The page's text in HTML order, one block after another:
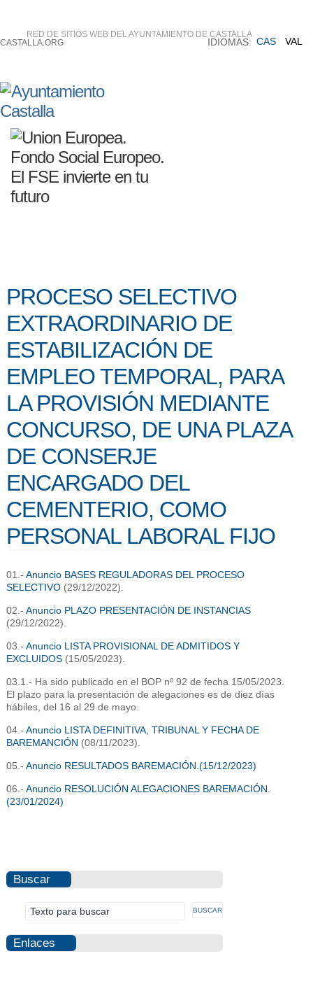
CASTALLA.ORG
RED DE SITIOS WEB DEL AYUNTAMIENTO DE CASTALLA
IDIOMAS: CAS VAL
PROCESO SELECTIVO
EXTRAORDINARIO DE
ESTABILIZACIÓN DE
EMPLEO TEMPORAL, PARA
LA PROVISIÓN MEDIANTE
CONCURSO, DE UNA PLAZA
DE CONSERJE
ENCARGADO DEL
CEMENTERIO, COMO
PERSONAL LABORAL FIJO
01.- Anuncio BASES REGULADORAS DEL PROCESO
SELECTIVO(29/12/2022).
02.- Anuncio PLAZO PRESENTACIÓN DE INSTANCIAS
(29/12/2022).
03.- Anuncio LISTA PROVISIONAL DE ADMITIDOS Y
EXCLUIDOS(15/05/2023).
03.1.- Ha sido publicado en el BOP nº 92 de fecha 15/05/2023.
El plazo para la presentación de alegaciones es de diez días
hábiles, del 16 al 29 de mayo.
04.- Anuncio LISTA DEFINITIVA, TRIBUNAL Y FECHA DE
BAREMANCIÓN (08/11/2023).
05.- Anuncio RESULTADOS BAREMACIÓN.(15/12/2023)
06.- Anuncio RESOLUCIÓN ALEGACIONES BAREMACIÓN.
(23/01/2024)
Buscar
Enlaces